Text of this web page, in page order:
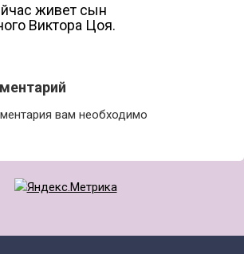
живет сын
Виктора Цоя.
вам необходимо